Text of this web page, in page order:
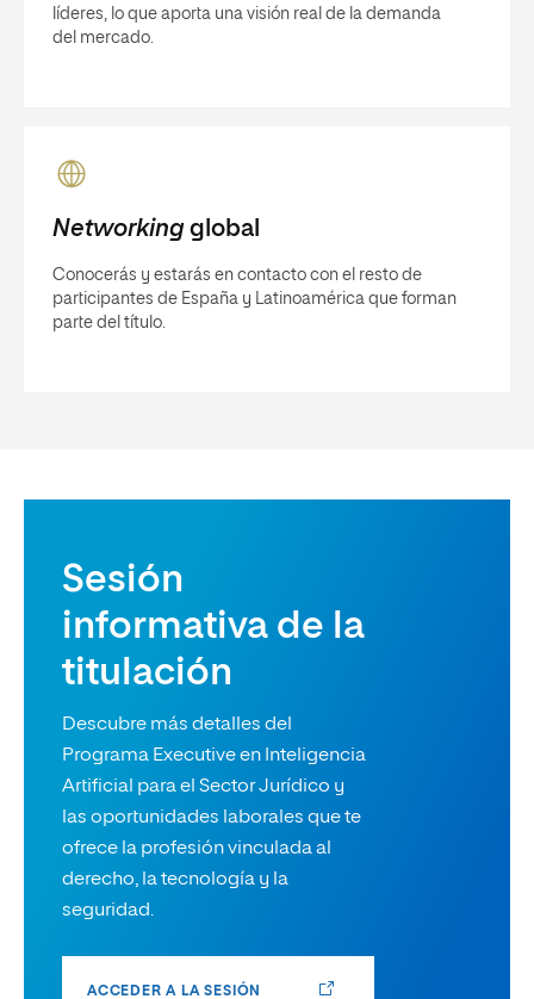
líderes, lo que aporta una visión real de la demanda
del mercado.
Networkingglobal
Conocerás y estarás en contacto con el resto de
participantes de España y Latinoamérica que forman
parte del título.
Sesión
informativa de la
titulación
Descubre más detalles del
Programa Executive en Inteligencia
Artificial para el Sector Jurídico y
las oportunidades laborales que te
ofrece la profesión vinculada al
derecho, la tecnología y la
seguridad.
ACCEDER A LA SESIÓN